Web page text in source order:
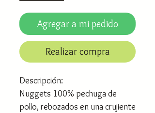
Agregar a mi pedido
Realizar compra
Descripción:
Nuggets 100% pechuga de
pollo, rebozados en una crujiente